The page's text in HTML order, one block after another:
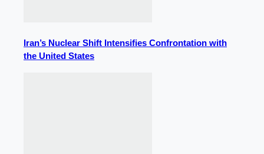
Iran’s Nuclear Shift Intensifies Confrontation with
the United States